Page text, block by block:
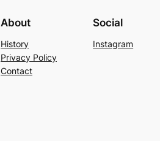
About
History
Privacy Policy
Contact
Social
Instagram